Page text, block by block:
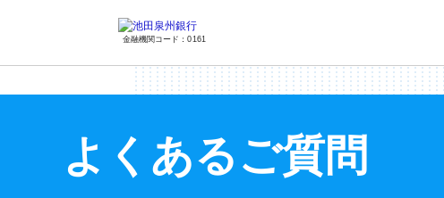
金融機関コード：0161
よくあるご質問